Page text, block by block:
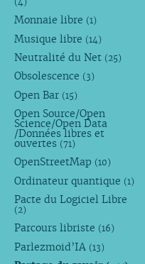
Monnaie libre (1)
Musique libre (14)
Neutralité du Net (25)
Obsolescence (3)
Open Bar (15)
Open Source/Open
Science/Open Data
/Données libres et
ouvertes (71)
OpenStreetMap (10)
Ordinateur quantique (1)
Pacte du Logiciel Libre
(2)
Parcours libriste (16)
Parlezmoid’IA (13)